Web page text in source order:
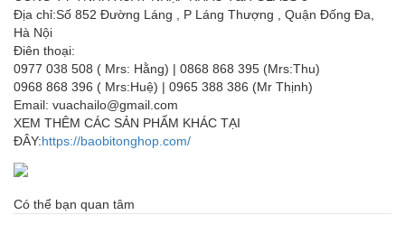
Địa chỉ:Số 852 Đường Láng , P Láng Thượng , Quận Đống Đa,
Hà Nội
Điên thoại:
0977 038 508 ( Mrs: Hằng) | 0868 868 395 (Mrs:Thu)
0968 868 396 ( Mrs:Huệ) | 0965 388 386 (Mr Thịnh)
Email: vuachailo@gmail.com
XEM THÊM CÁC SẢN PHẨM KHÁC TẠI
ĐÂY:https://baobitonghop.com/
Có thể bạn quan tâm